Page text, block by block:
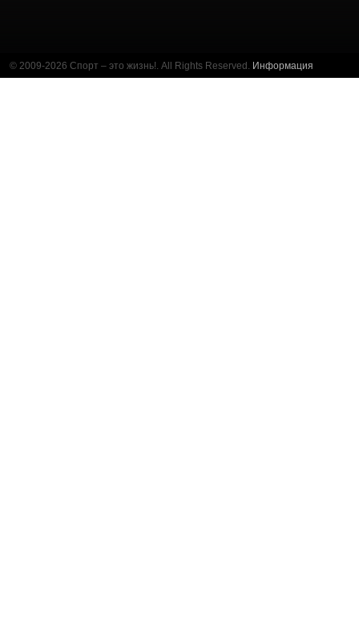
© 2009-2026 Спорт – это жизнь!. All Rights Reserved. Информация